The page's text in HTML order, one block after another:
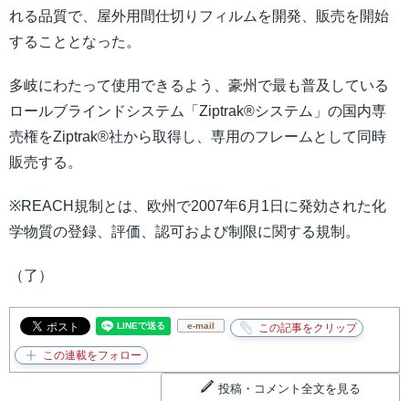
れる品質で、屋外用間仕切りフィルムを開発、販売を開始
することとなった。
多岐にわたって使用できるよう、豪州で最も普及している
ロールブラインドシステム「Ziptrak®システム」の国内専
売権をZiptrak®社から取得し、専用のフレームとして同時
販売する。
※REACH規制とは、欧州で2007年6月1日に発効された化
学物質の登録、評価、認可および制限に関する規制。
（了）
e-mail
投稿・コメント全文を見る